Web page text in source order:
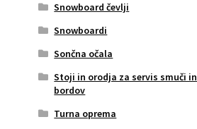
Snowboard čevlji
Snowboardi
Sončna očala
Stoji in orodja za servis smuči in
bordov
Turna oprema